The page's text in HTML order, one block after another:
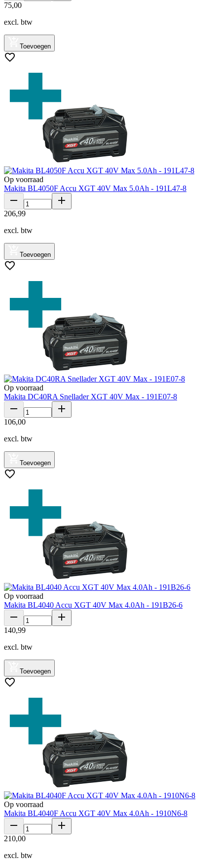
75,00
excl. btw
Toevoegen
Op voorraad
Makita BL4050F Accu XGT 40V Max 5.0Ah - 191L47-8
206,99
excl. btw
Toevoegen
Op voorraad
Makita DC40RA Snellader XGT 40V Max - 191E07-8
106,00
excl. btw
Toevoegen
Op voorraad
Makita BL4040 Accu XGT 40V Max 4.0Ah - 191B26-6
140,99
excl. btw
Toevoegen
Op voorraad
Makita BL4040F Accu XGT 40V Max 4.0Ah - 1910N6-8
210,00
excl. btw